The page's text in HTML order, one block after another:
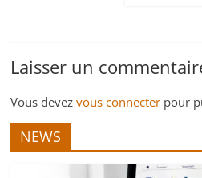
Laisser un
Vous devezvous connecter pour
NEWS